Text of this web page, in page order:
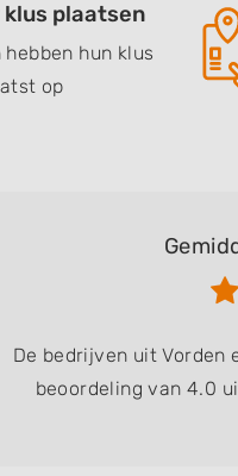
klus plaatsen
hebben hun klus
op
De bedrijven uit Vorden
beoordeling van 4.0